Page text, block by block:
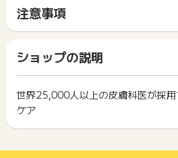
・獲得予定ポイントに反映されない
・非承認理由
※ポイントに関するお問い合わせは、
お問い合わせをした場合、ポイント
ざいます。
サイトに移動してからお申し込みや
間に、同じブラウザ（※）で他のサ
ト獲得ができません。
「 ショッピングでポイントGET 」
ス・お買い物利用時で、デバイス・
イント獲得ができません。
2回以上同じお買い物・サービスを
ポイントタウンに戻り、「 ショッピ
下記の事項に該当する場合、広告主
注意事項
一部のサービスにつきましては、1
は切り捨てとなります。
ポイント獲得が1ポイント未満のも
ント履歴には記載されません。
原則として広告主側のポイント等を
につきましては、ポイントタウンの
まれません。
ショップの説明
世界25,000人以上の皮膚科医が採
ケア